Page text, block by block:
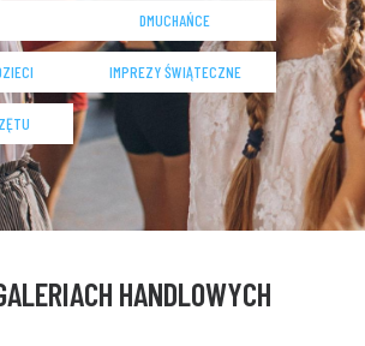
DMUCHAŃCE
IMPREZY ŚWIĄTECZNE
HANDLOWYCH